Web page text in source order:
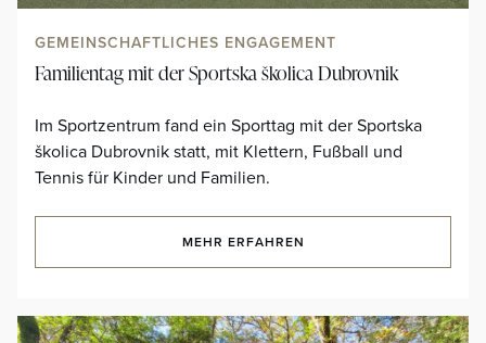
GEMEINSCHAFTLICHES ENGAGEMENT
Familientag mit der Sportska školica Dubrovnik
Im Sportzentrum fand ein Sporttag mit der Sportska
školica Dubrovnik statt, mit Klettern, Fußball und
Tennis für Kinder und Familien.
MEHR ERFAHREN